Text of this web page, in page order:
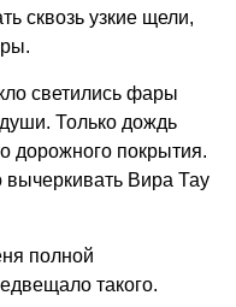
сквозь узкие щели,
светились фары
Только дождь
дорожного покрытия.
Вира Тау
полной
такого.